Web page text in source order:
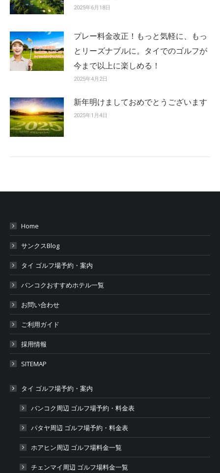
2025年6月18日
プレー料金改正！もっと気軽に、もっ
とリーズナブルに。タイでのゴルフが
今まで以上に楽しめる！
2025年4月2日
新年明けましておめでとうございます
2025年1月4日
Home
サンクスBlog
タイ ゴルフ場予約・案内
バンコクおすすめホテル一覧
お問い合わせ
ご利用ガイド
採用情報
SITEMAP
タイ ゴルフ場予約・案内
バンコク周辺 ゴルフ場予約・料金表
パタヤ周辺 ゴルフ場予約・料金表
ホアヒン周辺 ゴルフ場料金一覧
チェンマイ周辺 ゴルフ場料金一覧